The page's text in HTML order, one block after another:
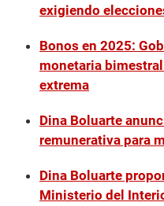
exigiendo
Bonos en 2025:
monetaria
extrema
Dina Boluarte
remunerativa para
Dina Boluarte
Ministerio del